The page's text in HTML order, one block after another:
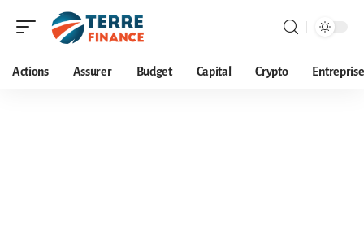
Actions Assurer Budget Capital Crypto Entreprise